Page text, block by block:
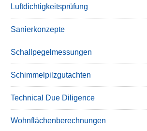
Luftdichtigkeitsprüfung
Sanierkonzepte
Schallpegelmessungen
Schimmelpilzgutachten
Technical Due Diligence
Wohnflächenberechnungen